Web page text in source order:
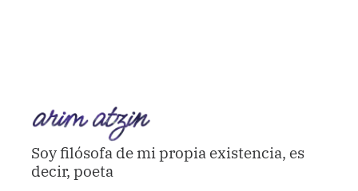
Soy filósofa de mi propia existencia, es
decir, poeta